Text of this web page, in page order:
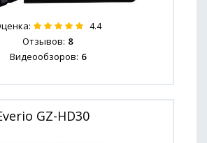
4.4
Отзывов: 8
Видеообзоров: 6
GZ-HD30